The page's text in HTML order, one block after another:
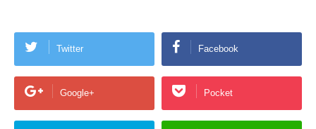
Twitter Facebook
Google+ Pocket